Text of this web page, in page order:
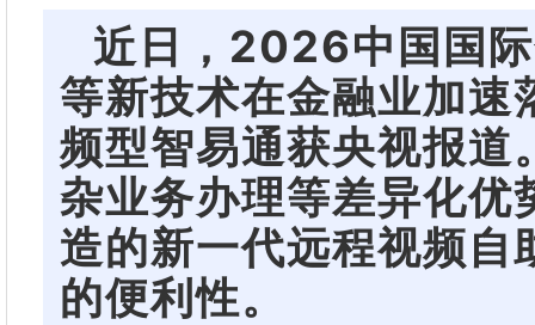
近日，2026中国国
等新技术在金融业加速
频型智易通获央视报
杂业务办理等差异化优
造的新一代远程视频自
的便利性。